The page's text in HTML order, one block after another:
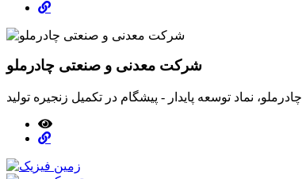
شرکت معدنی و صنعتی چادرملو
چادرملو، نماد توسعه پایدار - پیشگام در تکمیل زنجیره تولید